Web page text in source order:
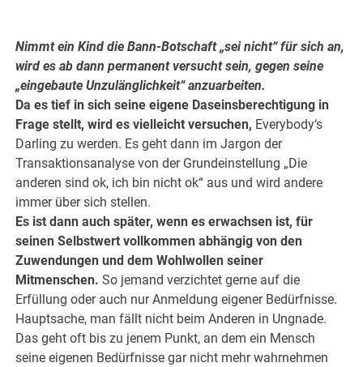
Nimmt ein Kind die Bann-Botschaft „sei nicht“ für sich an,
wird es ab dann permanent versucht sein, gegen seine
„eingebaute Unzulänglichkeit“ anzuarbeiten.
Da es tief in sich seine eigene Daseinsberechtigung in
Frage stellt, wird es vielleicht versuchen, Everybody‘s
Darling zu werden. Es geht dann im Jargon der
Transaktionsanalyse von der Grundeinstellung „Die
anderen sind ok, ich bin nicht ok“ aus und wird andere
immer über sich stellen.
Es ist dann auch später, wenn es erwachsen ist, für
seinen Selbstwert vollkommen abhängig von den
Zuwendungen und dem Wohlwollen seiner
Mitmenschen. So jemand verzichtet gerne auf die
Erfüllung oder auch nur Anmeldung eigener Bedürfnisse.
Hauptsache, man fällt nicht beim Anderen in Ungnade.
Das geht oft bis zu jenem Punkt, an dem ein Mensch
seine eigenen Bedürfnisse gar nicht mehr wahrnehmen